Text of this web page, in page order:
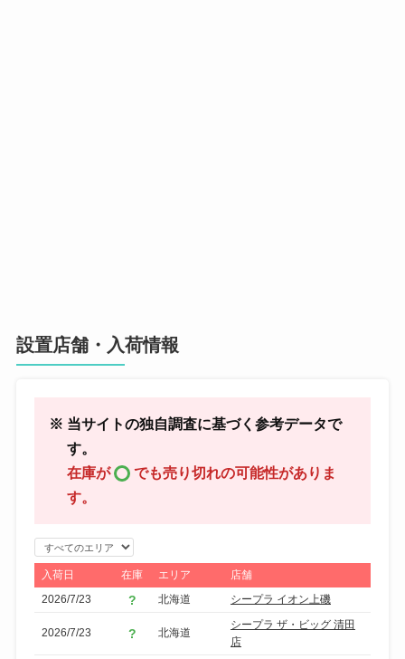
設置店舗・入荷情報
※ 当サイトの独自調査に基づく参考データで
す。
在庫が
でも売り切れの可能性がありま
す。
エ
リ
ア
絞
入荷日 在庫 エリア
店舗
2026/7/23
北海道 シープラ イオン上磯
2026/7/23 北海道
シープラ ザ・ビッグ 清田
店